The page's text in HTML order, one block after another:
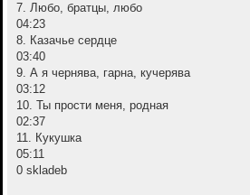
7. Любо, братцы, любо
04:23
8. Казачье сердце
03:40
9. А я чернява, гарна, кучерява
03:12
10. Ты прости меня, родная
02:37
11. Кукушка
05:11
0 skladeb